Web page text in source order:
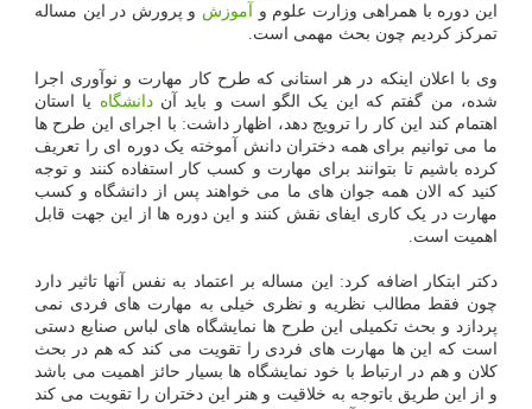
این دوره با همراهی وزارت علوم و آموزش و پرورش در این مساله
تمرکز کردیم چون بحث مهمی است.
وی با اعلان اینکه در هر استانی که طرح کار مهارت و نوآوری اجرا
شده، من گفتم که این یک الگو است و باید آندانشگاه یا استان
اهتمام کند این کار را ترویج دهد، اظهار داشت: با اجرای این طرح ها
ما می توانیم برای همه دختران دانش آموخته یک دوره ای را تعریف
کرده باشیم تا بتوانند برای مهارت و کسب کار استفاده کنند و توجه
کنید که الان همه جوان های ما می خواهند پس از دانشگاه و کسب
مهارت در یک کاری ایفای نقش کنند و این دوره ها از این جهت قابل
اهمیت است.
دکتر ابتکار اضافه کرد: این مساله بر اعتماد به نفس آنها تاثیر دارد
چون فقط مطالب نظریه و نظری خیلی به مهارت های فردی نمی
پردازد و بحث تکمیلی این طرح ها نمایشگاه های لباس صنایع دستی
است که این ها مهارت های فردی را تقویت می کند که هم در بحث
کلان و هم در ارتباط با خود نمایشگاه ها بسیار حائز اهمیت می باشد
و از این طریق باتوجه به خلاقیت و هنر این دختران را تقویت می کند